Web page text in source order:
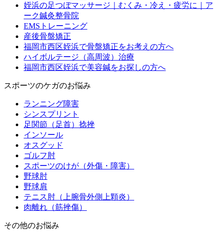
姪浜の足つぼマッサージ｜むくみ・冷え・疲労に｜ア
ーク鍼灸整骨院
EMSトレーニング
産後骨盤矯正
福岡市西区姪浜で骨盤矯正をお考えの方へ
ハイボルテージ（高周波）治療
福岡市西区姪浜で美容鍼をお探しの方へ
スポーツのケガのお悩み
ランニング障害
シンスプリント
足関節（足首）捻挫
インソール
オスグッド
ゴルフ肘
スポーツのけが（外傷・障害）
野球肘
野球肩
テニス肘（上腕骨外側上顆炎）
肉離れ（筋挫傷）
その他のお悩み